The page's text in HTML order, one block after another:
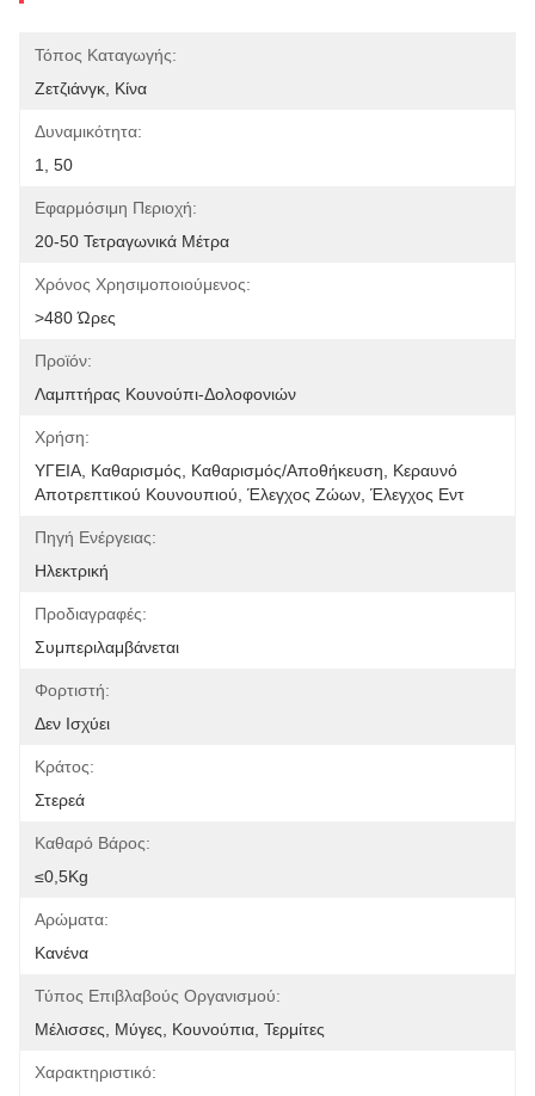
Τόπος Καταγωγής:
Ζετζιάνγκ, Κίνα
Δυναμικότητα:
1, 50
Εφαρμόσιμη Περιοχή:
20-50 Τετραγωνικά Μέτρα
Χρόνος Χρησιμοποιούμενος:
>480 Ώρες
Προϊόν:
Λαμπτήρας Κουνούπι-Δολοφονιών
Χρήση:
ΥΓΕΙΑ, Καθαρισμός, Καθαρισμός/Αποθήκευση, Κεραυνό
Αποτρεπτικού Κουνουπιού, Έλεγχος Ζώων, Έλεγχος Εντ
Πηγή Ενέργειας:
Ηλεκτρική
Προδιαγραφές:
Συμπεριλαμβάνεται
Φορτιστή:
Δεν Ισχύει
Κράτος:
Στερεά
Καθαρό Βάρος:
≤0,5Kg
Αρώματα:
Κανένα
Τύπος Επιβλαβούς Οργανισμού:
Μέλισσες, Μύγες, Κουνούπια, Τερμίτες
Χαρακτηριστικό: